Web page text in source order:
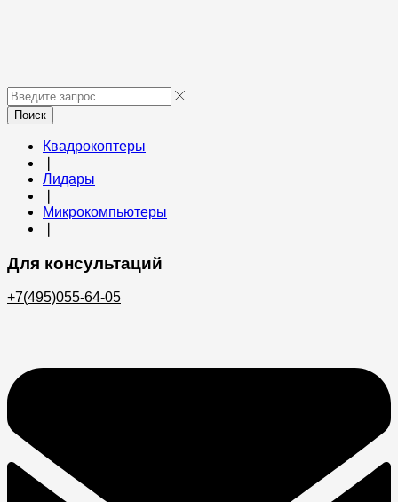
Поиск
Квадрокоптеры
Лидары
Микрокомпьютеры
Для консультаций
+7(495)055-64-05